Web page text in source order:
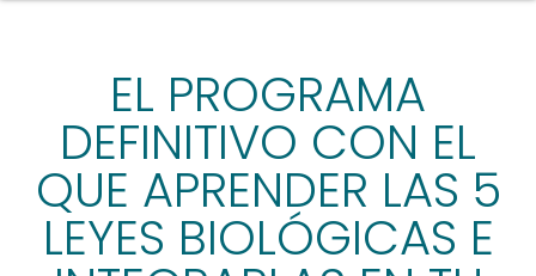
EL PROGRAMA
DEFINITIVO CON EL
QUE APRENDER LAS 5
LEYES BIOLÓGICAS E